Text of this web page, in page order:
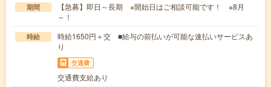
期間
【急募】即日～長期 ※開始日はご相談可能です！ ※8月
～！
時給
時給1650円＋交 ■給与の前払いが可能な速払いサービスあ
り
交通費
交通費支給あり